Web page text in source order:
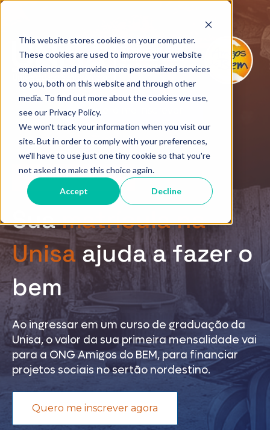
This website stores cookies on your computer.
These cookies are used to improve your website
experience and provide more personalized services
to you, both on this website and through other
media. To find out more about the cookies we use,
see our Privacy Policy.
We won't track your information when you visit our
site. But in order to comply with your preferences,
we'll have to use just one tiny cookie so that you're
not asked to make this choice again.
Accept Decline
Quero me inscrever
MATRÍCULAS DO BEM
Suamatrícula na
Unisa ajuda a fazer o
bem
Ao ingressar em um curso de graduação da
Unisa, o valor da sua primeira mensalidade vai
para a ONG Amigos do BEM, para financiar
projetos sociais no sertão nordestino.
Quero me inscrever agora